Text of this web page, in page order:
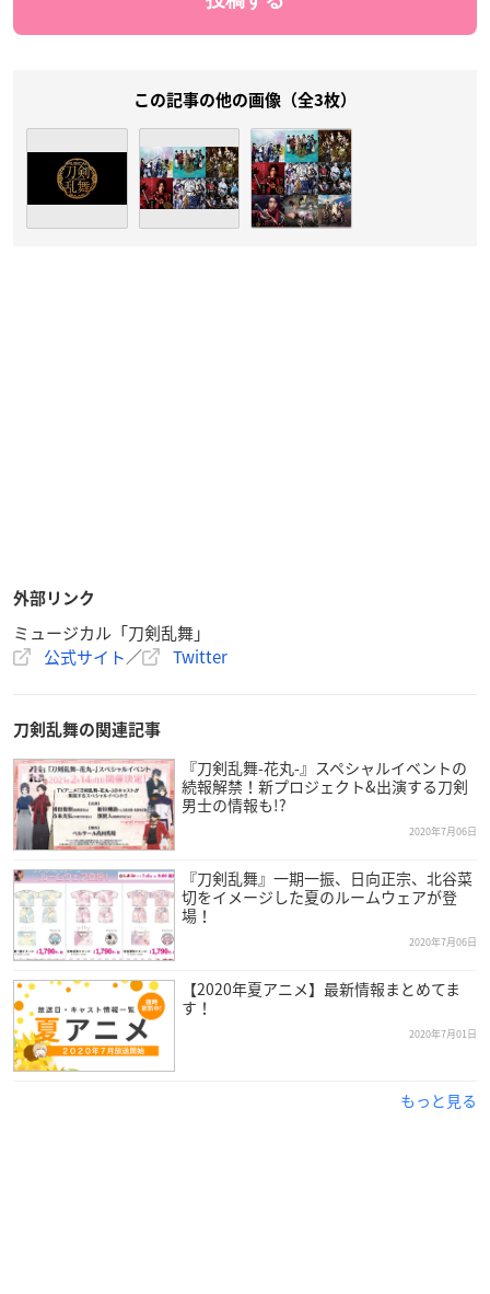
この記事の他の画像（全3枚）
外部リンク
ミュージカル「刀剣乱舞」
公式サイト／ Twitter
刀剣乱舞の関連記事
『刀剣乱舞-花丸-』スペシャルイベントの
続報解禁！新プロジェクト&出演する刀剣
男士の情報も!?
2020年7月06日
『刀剣乱舞』一期一振、日向正宗、北谷菜
切をイメージした夏のルームウェアが登
場！
2020年7月06日
【2020年夏アニメ】最新情報まとめてま
す！
2020年7月01日
もっと見る